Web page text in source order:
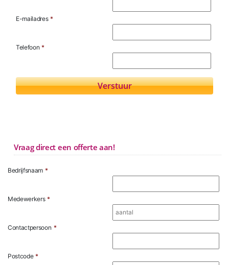
E-mailadres *
Telefoon *
Vraag direct een offerte aan!
Bedrijfsnaam *
Medewerkers *
Contactpersoon *
Postcode *